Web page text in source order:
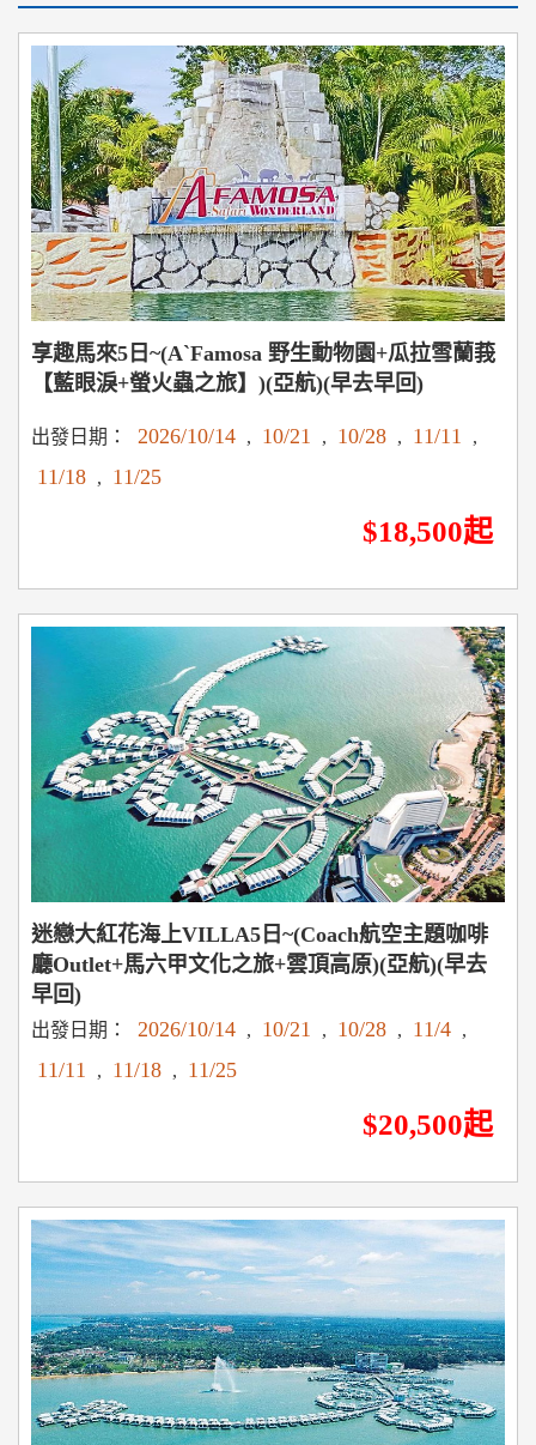
享趣馬來5日~(A`Famosa 野生動物園+瓜拉雪蘭莪
【藍眼淚+螢火蟲之旅】)(亞航)(早去早回)
出發日期： 2026/10/14 , 10/21 , 10/28 , 11/11 ,
11/18 , 11/25
$18,500起
迷戀大紅花海上VILLA5日~(Coach航空主題咖啡
廳Outlet+馬六甲文化之旅+雲頂高原)(亞航)(早去
早回)
出發日期： 2026/10/14 , 10/21 , 10/28 , 11/4 ,
11/11 , 11/18 , 11/25
$20,500起